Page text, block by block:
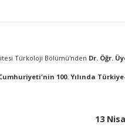
Türkoloji Bölümü'nden Dr. Öğr.
100. Yılında
13